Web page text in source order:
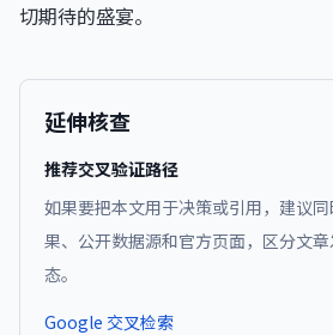
切期待的盛宴。
延伸核查
推荐交叉验证路径
如果要把本文用于决策或引用，建议
果、公开数据源和官方页面，区分文
态。
Google 交叉检索